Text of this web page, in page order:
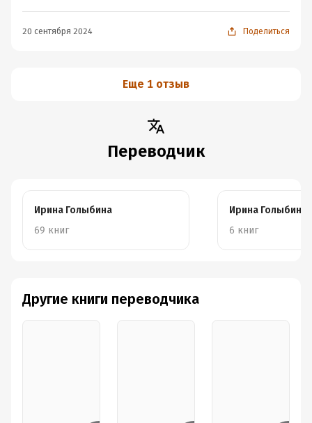
20 сентября 2024 Поделиться
Еще 1 отзыв
Переводчик
Ирина Голыбина
69 книг
Ирина Голыбина
6 книг
Другие книги переводчика